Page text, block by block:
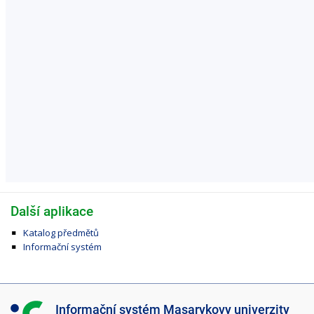
Další aplikace
Katalog předmětů
Informační systém
I Informační systém Masarykovy univerzity